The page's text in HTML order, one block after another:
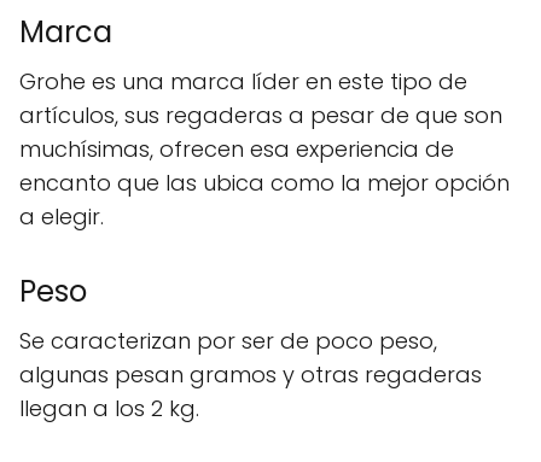
Marca
Grohe es una marca líder en este tipo de
artículos, sus regaderas a pesar de que son
muchísimas, ofrecen esa experiencia de
encanto que las ubica como la mejor opción
a elegir.
Peso
Se caracterizan por ser de poco peso,
algunas pesan gramos y otras regaderas
llegan a los 2 kg.